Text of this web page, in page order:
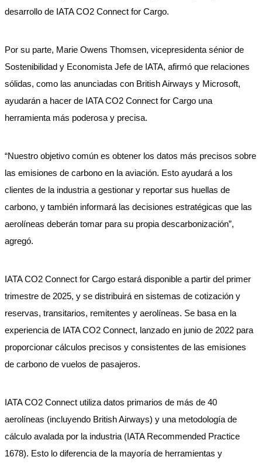
desarrollo de IATA CO2 Connect for Cargo.
Por su parte, Marie Owens Thomsen, vicepresidenta sénior de
Sostenibilidad y Economista Jefe de IATA, afirmó que relaciones
sólidas, como las anunciadas con British Airways y Microsoft,
ayudarán a hacer de IATA CO2 Connect for Cargo una
herramienta más poderosa y precisa.
“Nuestro objetivo común es obtener los datos más precisos sobre
las emisiones de carbono en la aviación. Esto ayudará a los
clientes de la industria a gestionar y reportar sus huellas de
carbono, y también informará las decisiones estratégicas que las
aerolíneas deberán tomar para su propia descarbonización”,
agregó.
IATA CO2 Connect for Cargo estará disponible a partir del primer
trimestre de 2025, y se distribuirá en sistemas de cotización y
reservas, transitarios, remitentes y aerolíneas. Se basa en la
experiencia de IATA CO2 Connect, lanzado en junio de 2022 para
proporcionar cálculos precisos y consistentes de las emisiones
de carbono de vuelos de pasajeros.
IATA CO2 Connect utiliza datos primarios de más de 40
aerolíneas (incluyendo British Airways) y una metodología de
cálculo avalada por la industria (IATA Recommended Practice
1678). Esto lo diferencia de la mayoría de herramientas y